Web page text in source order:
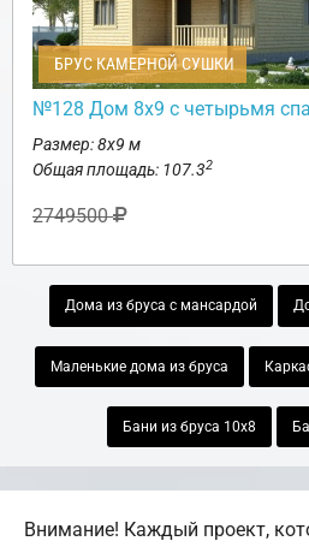
БРУС КАМЕРНОЙ СУШКИ
№128 Дом 8х9 с четырьмя
Размер: 8х9 м
Общая площадь: 107.32
2749500
Дома из бруса с мансардой
Маленькие дома из бруса
Бани из бруса 10х8
Внимание! Каждый проект,